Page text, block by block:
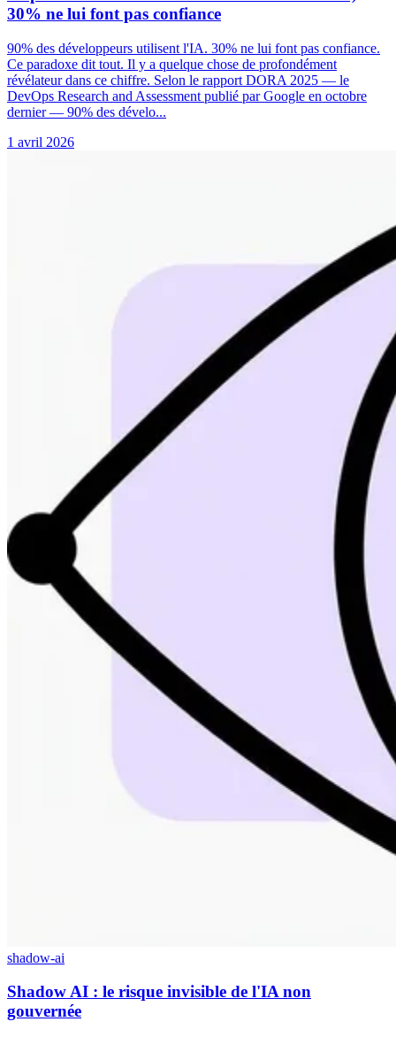
30% ne lui font pas confiance
90% des développeurs utilisent l'IA. 30% ne lui font pas confiance.
Ce paradoxe dit tout. Il y a quelque chose de profondément
révélateur dans ce chiffre. Selon le rapport DORA 2025 — le
DevOps Research and Assessment publié par Google en octobre
dernier — 90% des dévelo...
1 avril 2026
shadow-ai
Shadow AI : le risque invisible de l'IA non
gouvernée